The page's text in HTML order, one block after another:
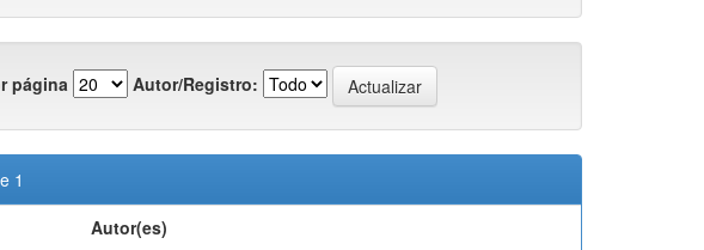
página Autor/Registro:
1
Autor(es)